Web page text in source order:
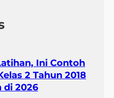
Ini Contoh
2 Tahun 2018
di 2026